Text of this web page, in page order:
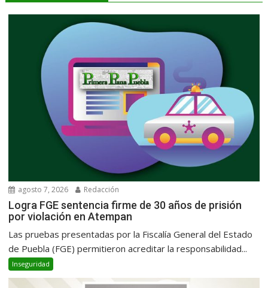
agosto 7, 2026 Redacción
Logra FGE sentencia firme de 30 años de prisión
por violación en Atempan
Las pruebas presentadas por la Fiscalía General del Estado
de Puebla (FGE) permitieron acreditar la responsabilidad...
Inseguridad